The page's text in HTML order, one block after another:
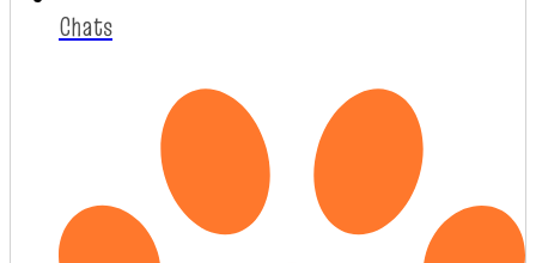
Chats